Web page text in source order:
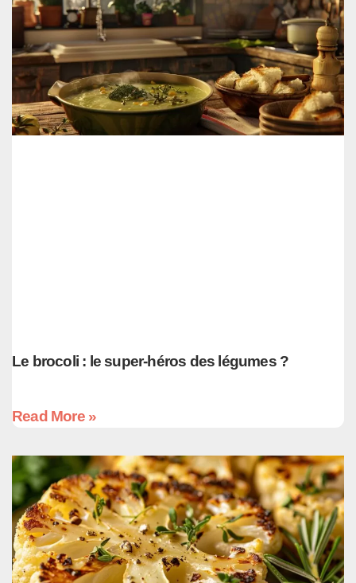
Le brocoli : le super-héros des légumes ?
Read More »